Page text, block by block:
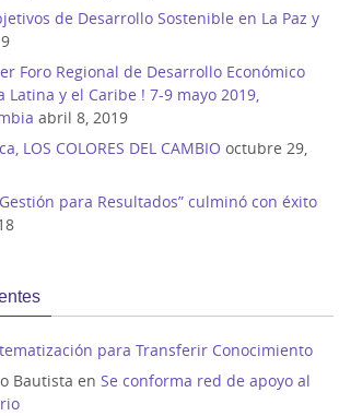
de Desarrollo Sostenible en La Paz y
Foro Regional de Desarrollo Económico
Latina y el Caribe ! 7-9 mayo 2019,
abril 8, 2019
LOS COLORES DEL CAMBIO octubre 29,
para Resultados” culminó con éxito
para Transferir Conocimiento
Bautista en Se conforma red de apoyo al